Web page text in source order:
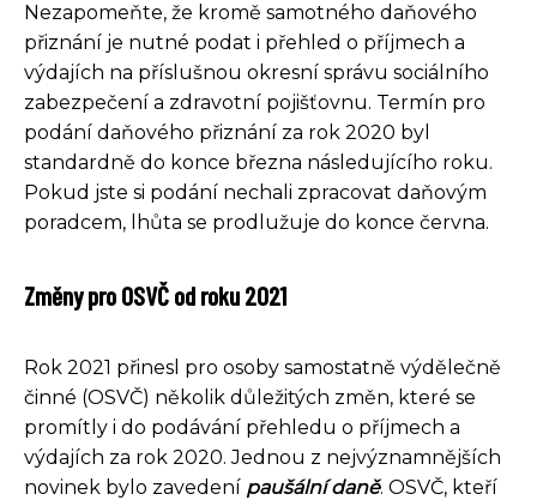
Nezapomeňte, že kromě samotného daňového
přiznání je nutné podat i přehled o příjmech a
výdajích na příslušnou okresní správu sociálního
zabezpečení a zdravotní pojišťovnu. Termín pro
podání daňového přiznání za rok 2020 byl
standardně do konce března následujícího roku.
Pokud jste si podání nechali zpracovat daňovým
poradcem, lhůta se prodlužuje do konce června.
Změny pro OSVČ od roku 2021
Rok 2021 přinesl pro osoby samostatně výdělečně
činné (OSVČ) několik důležitých změn, které se
promítly i do podávání přehledu o příjmech a
výdajích za rok 2020. Jednou z nejvýznamnějších
novinek bylo zavedení paušální daně. OSVČ, kteří